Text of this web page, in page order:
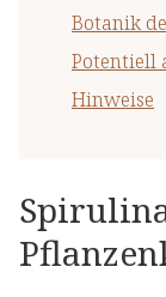
Botanik
Potentiell
Hinweise